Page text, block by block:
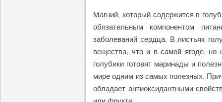
Магний, который содержится в
обязательным компонентом
заболеваний сердца. В листьях
вещества, что и в самой ягоде, но
голубики готовят маринады и
мире одним из самых полезных.
обладает антиоксидантными